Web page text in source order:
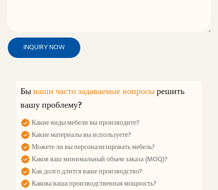
INQUIRY NOW
Бынаши часто задаваемые вопросырешить
вашу проблему?
Какие виды мебели вы производите?
Какие материалы вы используете?
Можете ли вы персонализировать мебель?
Каков ваш минимальный объем заказа (MOQ)?
Как долго длится ваше производство?
Какова ваша производственная мощность?